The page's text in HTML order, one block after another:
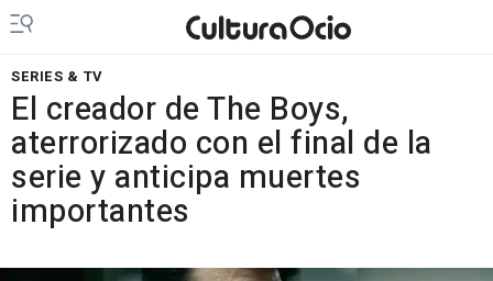
SERIES & TV
El creador de The Boys,
aterrorizado con el final de la
serie y anticipa muertes
importantes